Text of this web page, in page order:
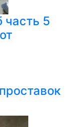
часть 5